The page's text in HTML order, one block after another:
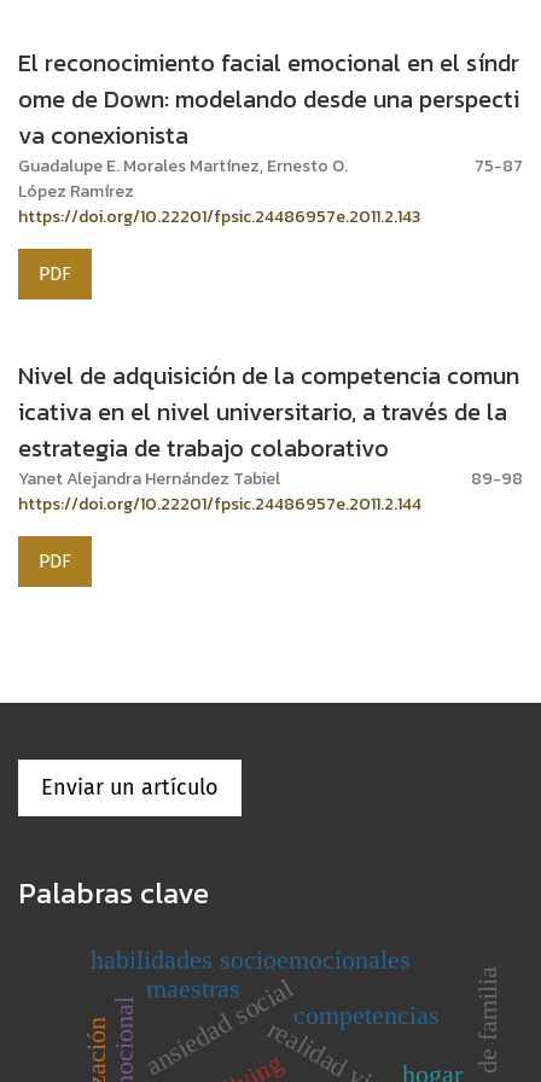
El reconocimiento facial emocional en el síndr
ome de Down: modelando desde una perspecti
va conexionista
Guadalupe E. Morales Martínez, Ernesto O.
López Ramírez
75-87
https://doi.org/10.22201/fpsic.24486957e.2011.2.143
PDF
Nivel de adquisición de la competencia comun
icativa en el nivel universitario, a través de la
estrategia de trabajo colaborativo
Yanet Alejandra Hernández Tabiel
89-98
https://doi.org/10.22201/fpsic.24486957e.2011.2.144
PDF
Enviar un artículo
Palabras clave
ansiedad social
habilidades socioemocionales
competencias
hogar
maestras